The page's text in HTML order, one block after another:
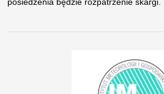
posiedzenia będzie rozpatrzenie skargi.